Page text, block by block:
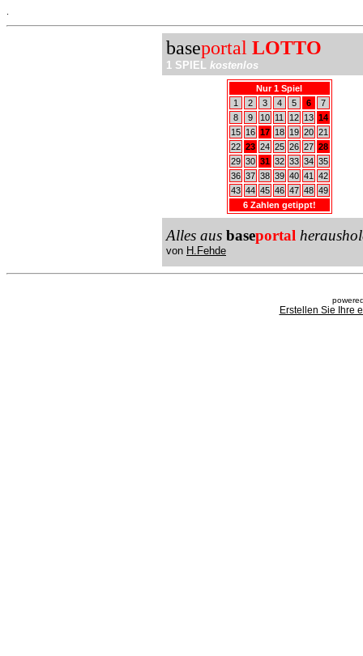
baseportal LOTTO
1 SPIEL kostenlos
Nur 1 Spiel
1
2 3 4 5 6
7
8
9 10 11 12 13 14
15
16 17 18 19 20 21
22 23 24 25 26 27 28
29 30 31 32 33 34 35
36 37 38 39 40 41
42
43 44 45 46 47 48 49
6 Zahlen getippt!
Alles aus baseportal
von H.Fehde
Erstellen Sie Ihre